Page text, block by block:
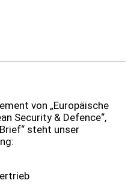
von „Europäische
Security & Defence“,
steht unser